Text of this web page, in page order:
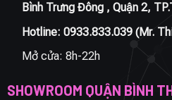
Bình Trưng Đông , Quận 2,
Hotline: 0933.833.039(Mr.
Mở cửa: 8h-22h
SHOWROOM QUẬN BÌNH